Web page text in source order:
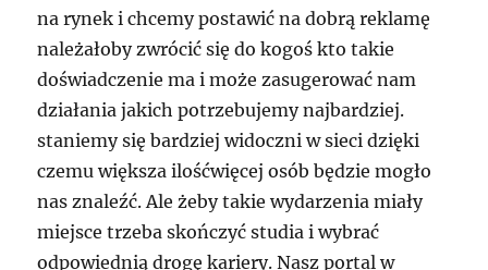
na rynek i chcemy postawić na dobrą reklamę
należałoby zwrócić się do kogoś kto takie
doświadczenie ma i może zasugerować nam
działania jakich potrzebujemy najbardziej.
staniemy się bardziej widoczni w sieci dzięki
czemu większa ilośćwięcej osób będzie mogło
nas znaleźć. Ale żeby takie wydarzenia miały
miejsce trzeba skończyć studia i wybrać
odpowiednią drogę kariery. Nasz portal w